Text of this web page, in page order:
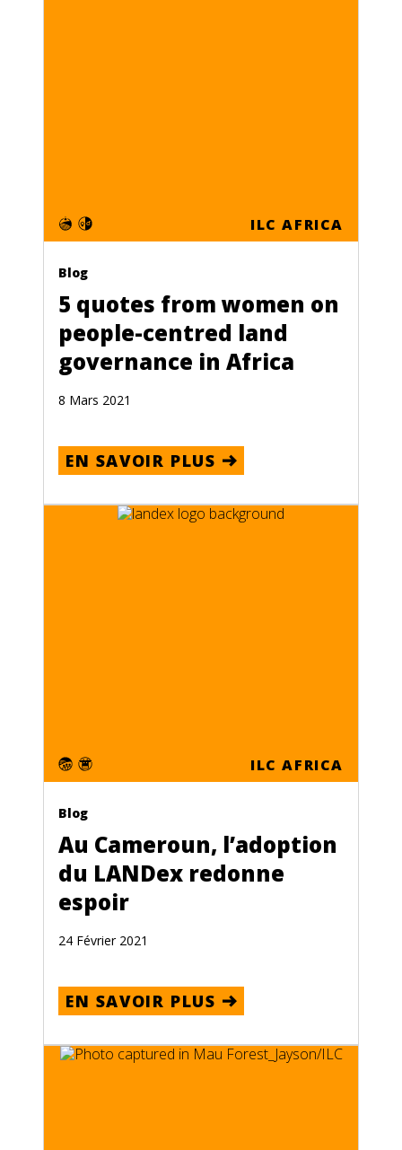
ILC AFRICA
Blog
5 quotes from women on
people-centred land
governance in Africa
8 Mars 2021
EN SAVOIR PLUS
ILC AFRICA
Blog
Au Cameroun, l’adoption
du LANDex redonne
espoir
24 Février 2021
EN SAVOIR PLUS